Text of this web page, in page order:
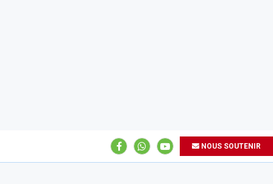
NOUS SOUTENIR